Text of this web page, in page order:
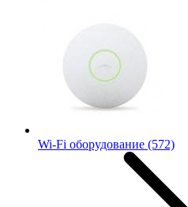
Wi-Fi оборудование (572)